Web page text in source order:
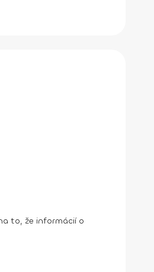
to, že informácií o